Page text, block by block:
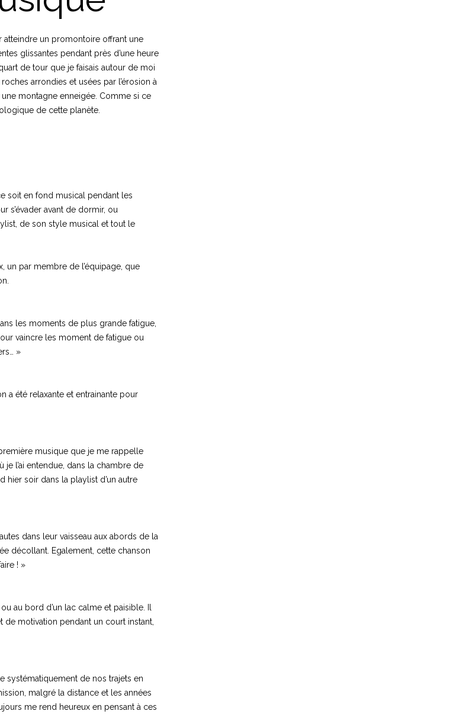
atteindre un promontoire offrant une
glissantes pendant près d’une heure
de tour que je faisais autour de moi
arrondies et usées par l’érosion à
montagne enneigée. Comme si ce
de cette planète.
soit en fond musical pendant les
s’évader avant de dormir, ou
de son style musical et tout le
un par membre de l’équipage, que
les moments de plus grande fatigue,
vaincre les moment de fatigue ou
»
a été relaxante et entrainante pour
musique que je me rappelle
l’ai entendue, dans la chambre de
hier soir dans la playlist d’un autre
dans leur vaisseau aux abords de la
décollant. Egalement, cette chanson
! »
au bord d’un lac calme et paisible. Il
de motivation pendant un court instant,
systématiquement de nos trajets en
malgré la distance et les années
me rend heureux en pensant à ces